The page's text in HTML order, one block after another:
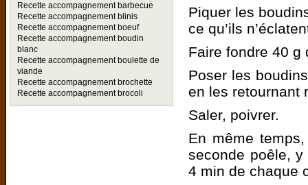
Recette accompagnement barbecue
Recette accompagnement blinis
Recette accompagnement boeuf
Recette accompagnement boudin
blanc
Recette accompagnement boulette de
viande
Recette accompagnement brochette
Recette accompagnement brocoli
Piquer les
ce qu’ils
Faire fondre 40 g
Poser les
en les retournant
Saler, poivrer.
En même
seconde poêle,
4 min de chaque